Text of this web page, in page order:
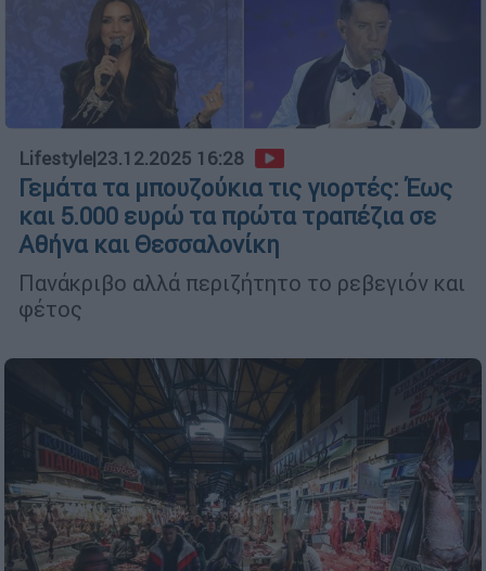
Lifestyle|23.12.2025 16:28
Γεμάτα τα μπουζούκια τις γιορτές: Έως
και 5.000 ευρώ τα πρώτα τραπέζια σε
Αθήνα και Θεσσαλονίκη
Πανάκριβο αλλά περιζήτητο το ρεβεγιόν και
φέτος